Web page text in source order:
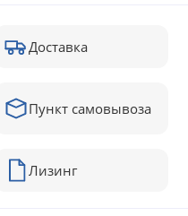
Доставка
Пункт самовывоза
Лизинг